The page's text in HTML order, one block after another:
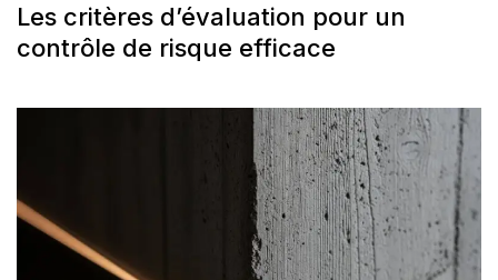
Les critères d’évaluation pour un
contrôle de risque efficace